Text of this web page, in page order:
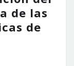
de las
de